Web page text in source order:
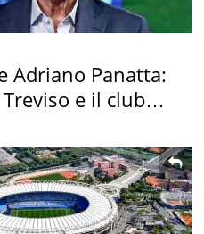
Adriano Panatta:
Treviso e il club